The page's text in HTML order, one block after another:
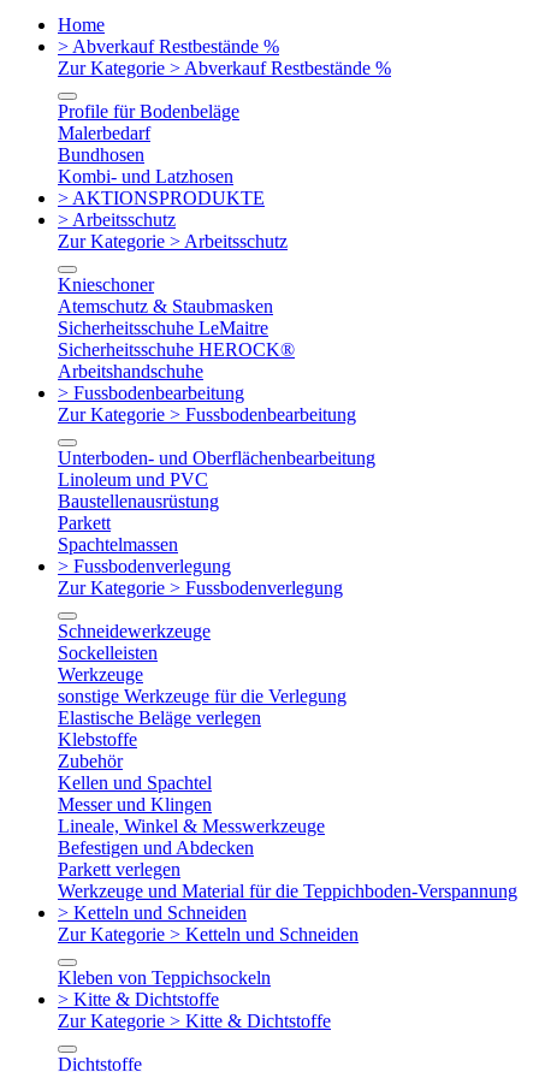
Home
> Abverkauf Restbestände %
Zur Kategorie > Abverkauf Restbestände %
Profile für Bodenbeläge
Malerbedarf
Bundhosen
Kombi- und Latzhosen
> AKTIONSPRODUKTE
> Arbeitsschutz
Zur Kategorie > Arbeitsschutz
Knieschoner
Atemschutz & Staubmasken
Sicherheitsschuhe LeMaitre
Sicherheitsschuhe HEROCK®
Arbeitshandschuhe
> Fussbodenbearbeitung
Zur Kategorie > Fussbodenbearbeitung
Unterboden- und Oberflächenbearbeitung
Linoleum und PVC
Baustellenausrüstung
Parkett
Spachtelmassen
> Fussbodenverlegung
Zur Kategorie > Fussbodenverlegung
Schneidewerkzeuge
Sockelleisten
Werkzeuge
sonstige Werkzeuge für die Verlegung
Elastische Beläge verlegen
Klebstoffe
Zubehör
Kellen und Spachtel
Messer und Klingen
Lineale, Winkel & Messwerkzeuge
Befestigen und Abdecken
Parkett verlegen
Werkzeuge und Material für die Teppichboden-Verspannung
> Ketteln und Schneiden
Zur Kategorie > Ketteln und Schneiden
Kleben von Teppichsockeln
> Kitte & Dichtstoffe
Zur Kategorie > Kitte & Dichtstoffe
Dichtstoffe